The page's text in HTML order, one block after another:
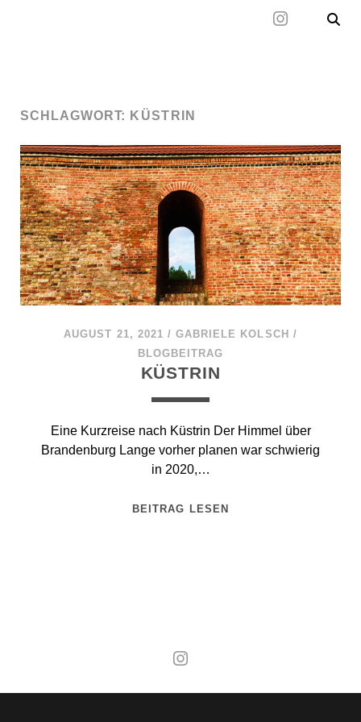
SCHLAGWORT: KÜSTRIN
AUGUST 21, 2021 /GABRIELE KOLSCH /
BLOGBEITRAG
KÜSTRIN
Eine Kurzreise nach Küstrin Der Himmel über
Brandenburg Lange vorher planen war schwierig
in 2020,…
BEITRAG LESEN